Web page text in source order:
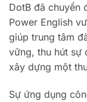
DotB đã chuyển
Power English
giúp trung tâm
vững, thu hút sự
xây dựng một
Sự ứng dụng